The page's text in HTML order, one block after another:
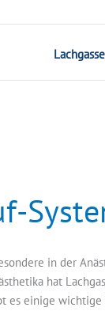
in der
hat
es einige